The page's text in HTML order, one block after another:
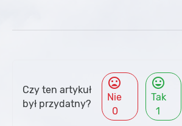
Czy ten artykuł
był przydatny?
mood_bad
Nie
0
mood
Tak
1